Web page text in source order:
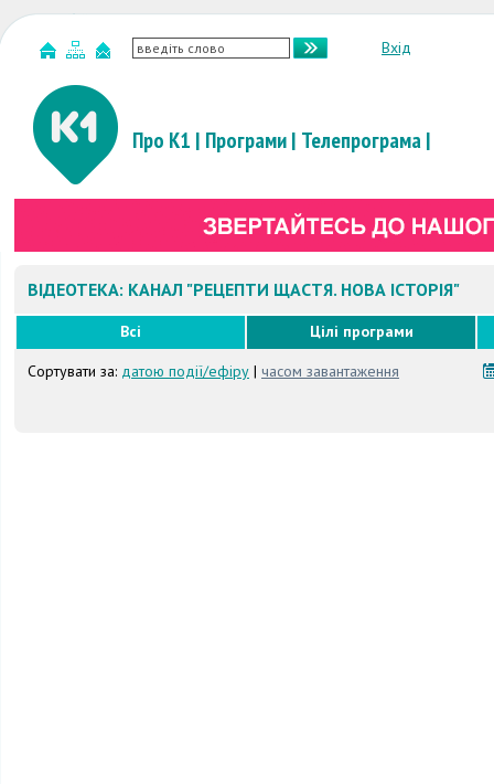
Вхід
Про К1 | Програми| Телепрограма|
ВІДЕОТЕКА: КАНАЛ "РЕЦЕПТИ ЩАСТЯ. НОВА ІСТОРІЯ"
Всі
Цілі програми
Сортувати за: датою події/ефіру | часом завантаження